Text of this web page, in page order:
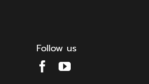
Follow us